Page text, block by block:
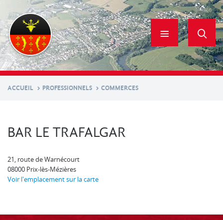
contenu
principal
ACCUEIL PROFESSIONNELS COMMERCES
BAR LE TRAFALGAR
21, route de Warnécourt
08000 Prix-lès-Mézières
Voir l'emplacement sur la carte